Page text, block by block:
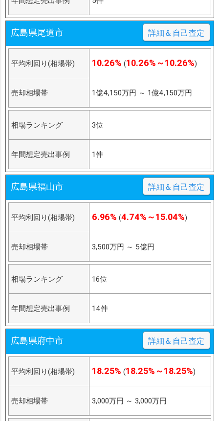
広島県尾道市 詳細＆自己査定
平均利回り(相場帯) 10.26% (10.26%～10.26%)
売却相場帯 1億4,150万円 ～ 1億4,150万円
相場ランキング 3位
年間想定売出事例 1件
広島県福山市 詳細＆自己査定
平均利回り(相場帯) 6.96% (4.74%～15.04%)
売却相場帯 3,500万円 ～ 5億円
相場ランキング 16位
年間想定売出事例 14件
広島県府中市 詳細＆自己査定
平均利回り(相場帯) 18.25% (18.25%～18.25%)
売却相場帯 3,000万円 ～ 3,000万円